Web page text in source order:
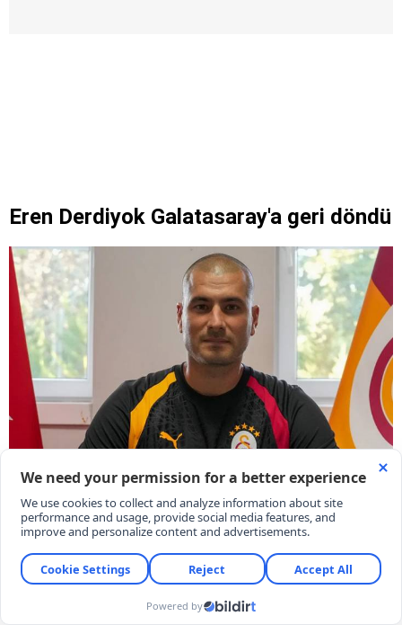
Eren Derdiyok Galatasaray'a geri döndü
Galatasaray'ın eski golcüsü Eren Derdiyok, Sarı-
Kırmızılı ekibe antrenör olarak geri döndü.
07/08/2026 20:36